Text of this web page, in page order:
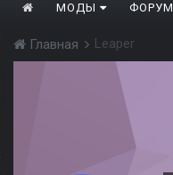
МОДЫ ФОРУМ
Главная Leaper